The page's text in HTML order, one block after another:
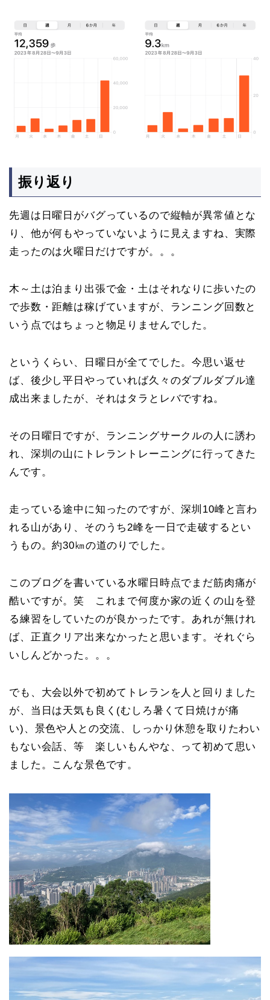
振り返り
先週は日曜日がバグっているので縦軸が異常値とな
り、他が何もやっていないように見えますね、実際
走ったのは火曜日だけですが。。。
木～土は泊まり出張で金・土はそれなりに歩いたの
で歩数・距離は稼げていますが、ランニング回数と
いう点ではちょっと物足りませんでした。
というくらい、日曜日が全てでした。今思い返せ
ば、後少し平日やっていれば久々のダブルダブル達
成出来ましたが、それはタラとレバですね。
その日曜日ですが、ランニングサークルの人に誘わ
れ、深圳の山にトレラントレーニングに行ってきた
んです。
走っている途中に知ったのですが、深圳10峰と言わ
れる山があり、そのうち2峰を一日で走破するとい
うもの。約30㎞の道のりでした。
このブログを書いている水曜日時点でまだ筋肉痛が
酷いですが。笑 これまで何度か家の近くの山を登
る練習をしていたのが良かったです。あれが無けれ
ば、正直クリア出来なかったと思います。それぐら
いしんどかった。。。
でも、大会以外で初めてトレランを人と回りました
が、当日は天気も良く(むしろ暑くて日焼けが痛
い)、景色や人との交流、しっかり休憩を取りたわい
もない会話、等 楽しいもんやな、って初めて思い
ました。こんな景色です。